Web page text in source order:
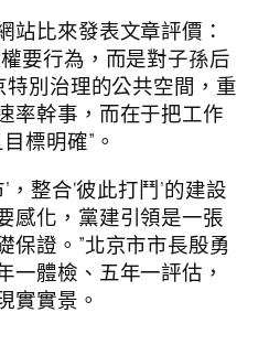
站比來發表文章評價：
要行為，而是對子孫后
特別治理的公共空間，重
率幹事，而在于把工作
標明確”。
，整合‘彼此打鬥’的建設
感化，黨建引領是一張
保證。”北京市市長殷勇
一體檢、五年一評估，
實實景。